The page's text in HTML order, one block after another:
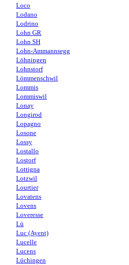
Loco
Lodano
Lodrino
Lohn GR
Lohn SH
Lohn-Ammannsegg
Löhningen
Lohnstorf
Lömmenschwil
Lommis
Lommiswil
Lonay
Longirod
Lopagno
Losone
Lossy
Lostallo
Lostorf
Lottigna
Lotzwil
Lourtier
Lovatens
Lovens
Loveresse
Lü
Luc (Ayent)
Lucelle
Lucens
Lüchingen